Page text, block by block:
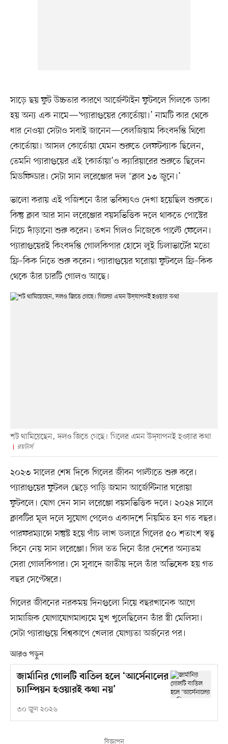
সাড়ে ছয় ফুট উচ্চতার কারণে আর্জেন্টাইন ফুটবলে গিলকে ডাকা
হয় অন্য এক নামে—‘প্যারাগুয়ের কোর্তোয়া।’ নামটি কার থেকে
ধার নেওয়া সেটাও সবাই জানেন—বেলজিয়াম কিংবদন্তি থিবো
কোর্তোয়া। আসল কোর্তোয়া যেমন শুরুতে লেফটব্যাক ছিলেন,
তেমনি প্যারাগুয়ের এই ‘কোর্তায়া’ও ক্যারিয়ারের শুরুতে ছিলেন
মিডফিল্ডার। সেটা সান লরেঞ্জোর দল ‘ক্লাব ১৩ জুনে।’
ভালো করায় এই পজিশনে তাঁর ভবিষ্যৎও দেখা হয়েছিল শুরুতে।
কিন্তু ক্লাব আর সান লরেঞ্জোর বয়সভিত্তিক দলে থাকতে পোস্টের
নিচে দাঁড়ানো শুরু করেন। তখন গিলও নিজেকে পাল্টে ফেলেন।
প্যারাগুয়েরই কিংবদন্তি গোলকিপার হোসে লুই চিলাভার্টের মতো
ফ্রি–কিক নিতে শুরু করেন। প্যারাগুয়ের ঘরোয়া ফুটবলে ফ্রি–কিক
থেকে তাঁর চারটি গোলও আছে।
শট থামিয়েছেন, দলও জিতে গেছে। গিলের এমন উদ্‌যাপনই হওয়ার কথা
রয়টার্স
২০২৩ সালের শেষ দিকে গিলের জীবন পাল্টাতে শুরু করে।
প্যারাগুয়ের ফুটবল ছেড়ে পাড়ি জমান আর্জেন্টিনার ঘরোয়া
ফুটবলে। যোগ দেন সান লরেঞ্জো বয়সভিত্তিক দলে। ২০২৪ সালে
ক্লাবটির মূল দলে সুযোগ পেলেও একাদশে নিয়মিত হন গত বছর।
পারফরম্যান্সে সন্তুষ্ট হয়ে পাঁচ লাখ ডলারে গিলের ৫০ শতাংশ স্বত্ব
কিনে নেয় সান লরেঞ্জো। গিল তত দিনে তাঁর দেশের অন্যতম
সেরা গোলকিপার। সে সুবাদে জাতীয় দলে তাঁর অভিষেক হয় গত
বছর সেপ্টেম্বরে।
গিলের জীবনের নরকময় দিনগুলো নিয়ে বছরখানেক আগে
সামাজিক যোগাযোগমাধ্যমে মুখ খুলেছিলেন তাঁর স্ত্রী মেলিসা।
সেটা প্যারাগুয়ে বিশ্বকাপে খেলার যোগ্যতা অর্জনের পর।
আরও পড়ুন
জার্মানির গোলটি বাতিল হলে ‘আর্সেনালের
চ্যাম্পিয়ন হওয়ারই কথা নয়’
৩০ জুন ২০২৬